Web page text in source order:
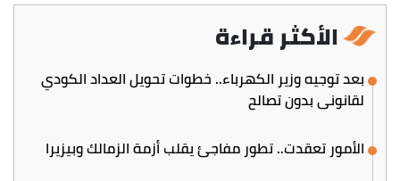
الأكثر قراءة
بعد توجيه وزير الكهرباء.. خطوات تحويل العداد الكودي
لقانوني بدون تصالح
الأمور تعقدت.. تطور مفاجئ يقلب أزمة الزمالك وبيزيرا